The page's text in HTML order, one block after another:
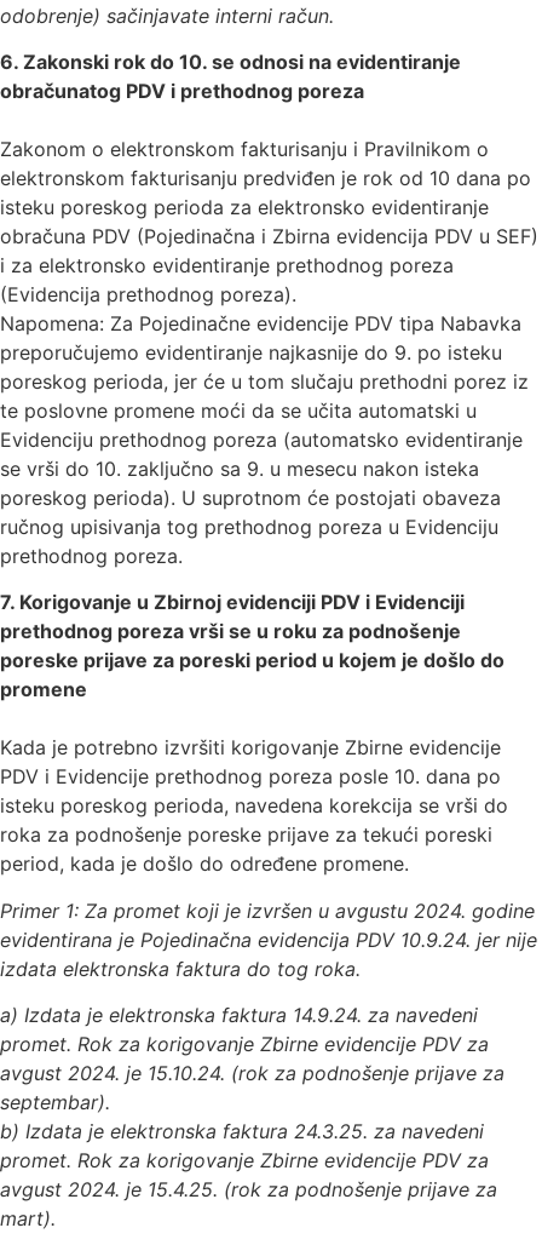
odobrenje) sačinjavate interni račun.
6. Zakonski rok do 10. se odnosi na evidentiranje
obračunatog PDV i prethodnog poreza
Zakonom o elektronskom fakturisanju i Pravilnikom o
elektronskom fakturisanju predviđen je rok od 10 dana po
isteku poreskog perioda za elektronsko evidentiranje
obračuna PDV (Pojedinačna i Zbirna evidencija PDV u SEF)
i za elektronsko evidentiranje prethodnog poreza
(Evidencija prethodnog poreza).
Napomena: Za Pojedinačne evidencije PDV tipa Nabavka
preporučujemo evidentiranje najkasnije do 9. po isteku
poreskog perioda, jer će u tom slučaju prethodni porez iz
te poslovne promene moći da se učita automatski u
Evidenciju prethodnog poreza (automatsko evidentiranje
se vrši do 10. zaključno sa 9. u mesecu nakon isteka
poreskog perioda). U suprotnom će postojati obaveza
ručnog upisivanja tog prethodnog poreza u Evidenciju
prethodnog poreza.
7. Korigovanje u Zbirnoj evidenciji PDV i Evidenciji
prethodnog poreza vrši se u roku za podnošenje
poreske prijave za poreski period u kojem je došlo do
promene
Kada je potrebno izvršiti korigovanje Zbirne evidencije
PDV i Evidencije prethodnog poreza posle 10. dana po
isteku poreskog perioda, navedena korekcija se vrši do
roka za podnošenje poreske prijave za tekući poreski
period, kada je došlo do određene promene.
Primer 1: Za promet koji je izvršen u avgustu 2024. godine
evidentirana je Pojedinačna evidencija PDV 10.9.24. jer nije
izdata elektronska faktura do tog roka.
a) Izdata je elektronska faktura 14.9.24. za navedeni
promet. Rok za korigovanje Zbirne evidencije PDV za
avgust 2024. je 15.10.24. (rok za podnošenje prijave za
septembar).
b) Izdata je elektronska faktura 24.3.25. za navedeni
promet. Rok za korigovanje Zbirne evidencije PDV za
avgust 2024. je 15.4.25. (rok za podnošenje prijave za
mart).